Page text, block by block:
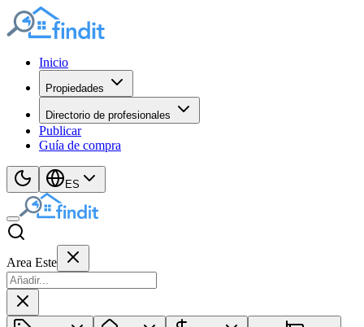
Inicio
Propiedades
Directorio de profesionales
Publicar
Guía de compra
ES
Area Este